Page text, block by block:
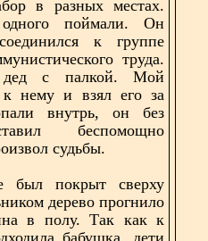
в разных местах.
одного поймали. Он
к группе
труда.
с палкой. Мой
нему и взял его за
внутрь, он без
беспомощно
судьбы.
был покрыт сверху
дерево прогнило
в полу. Так как к
бабушка, дети